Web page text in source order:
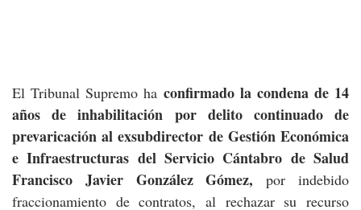
El Tribunal Supremo ha confirmado la condena de 14
años de inhabilitación por delito continuado de
prevaricación al exsubdirector de Gestión Económica
e Infraestructuras del Servicio Cántabro de Salud
Francisco Javier González Gómez, por indebido
fraccionamiento de contratos, al rechazar su recurso